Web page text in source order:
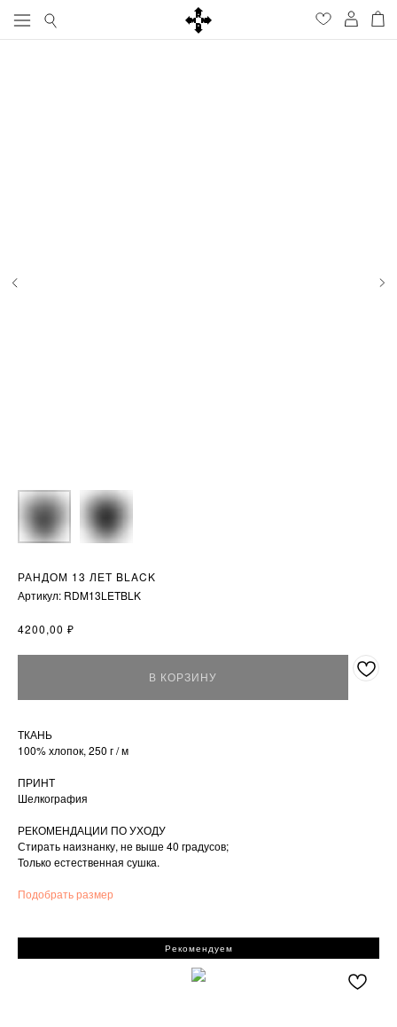
РАНДОМ 13 ЛЕТ BLACK
Артикул: RDM13LETBLK
4200,00 ₽
В КОРЗИНУ
ТКАНЬ
100% хлопок, 250 г / м
ПРИНТ
Шелкография
РЕКОМЕНДАЦИИ ПО УХОДУ
Стирать наизнанку, не выше 40 градусов;
Только естественная сушка.
Подобрать размер
Рекомендуем